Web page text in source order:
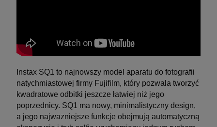
Instax SQ1 to najnowszy model aparatu do fotografii
natychmiastowej firmy Fujifilm, który pozwala tworzyć
kwadratowe odbitki jeszcze łatwiej niż jego
poprzednicy. SQ1 ma nowy, minimalistyczny design,
a jego najwazniejsze funkcje obejmują automatyczną